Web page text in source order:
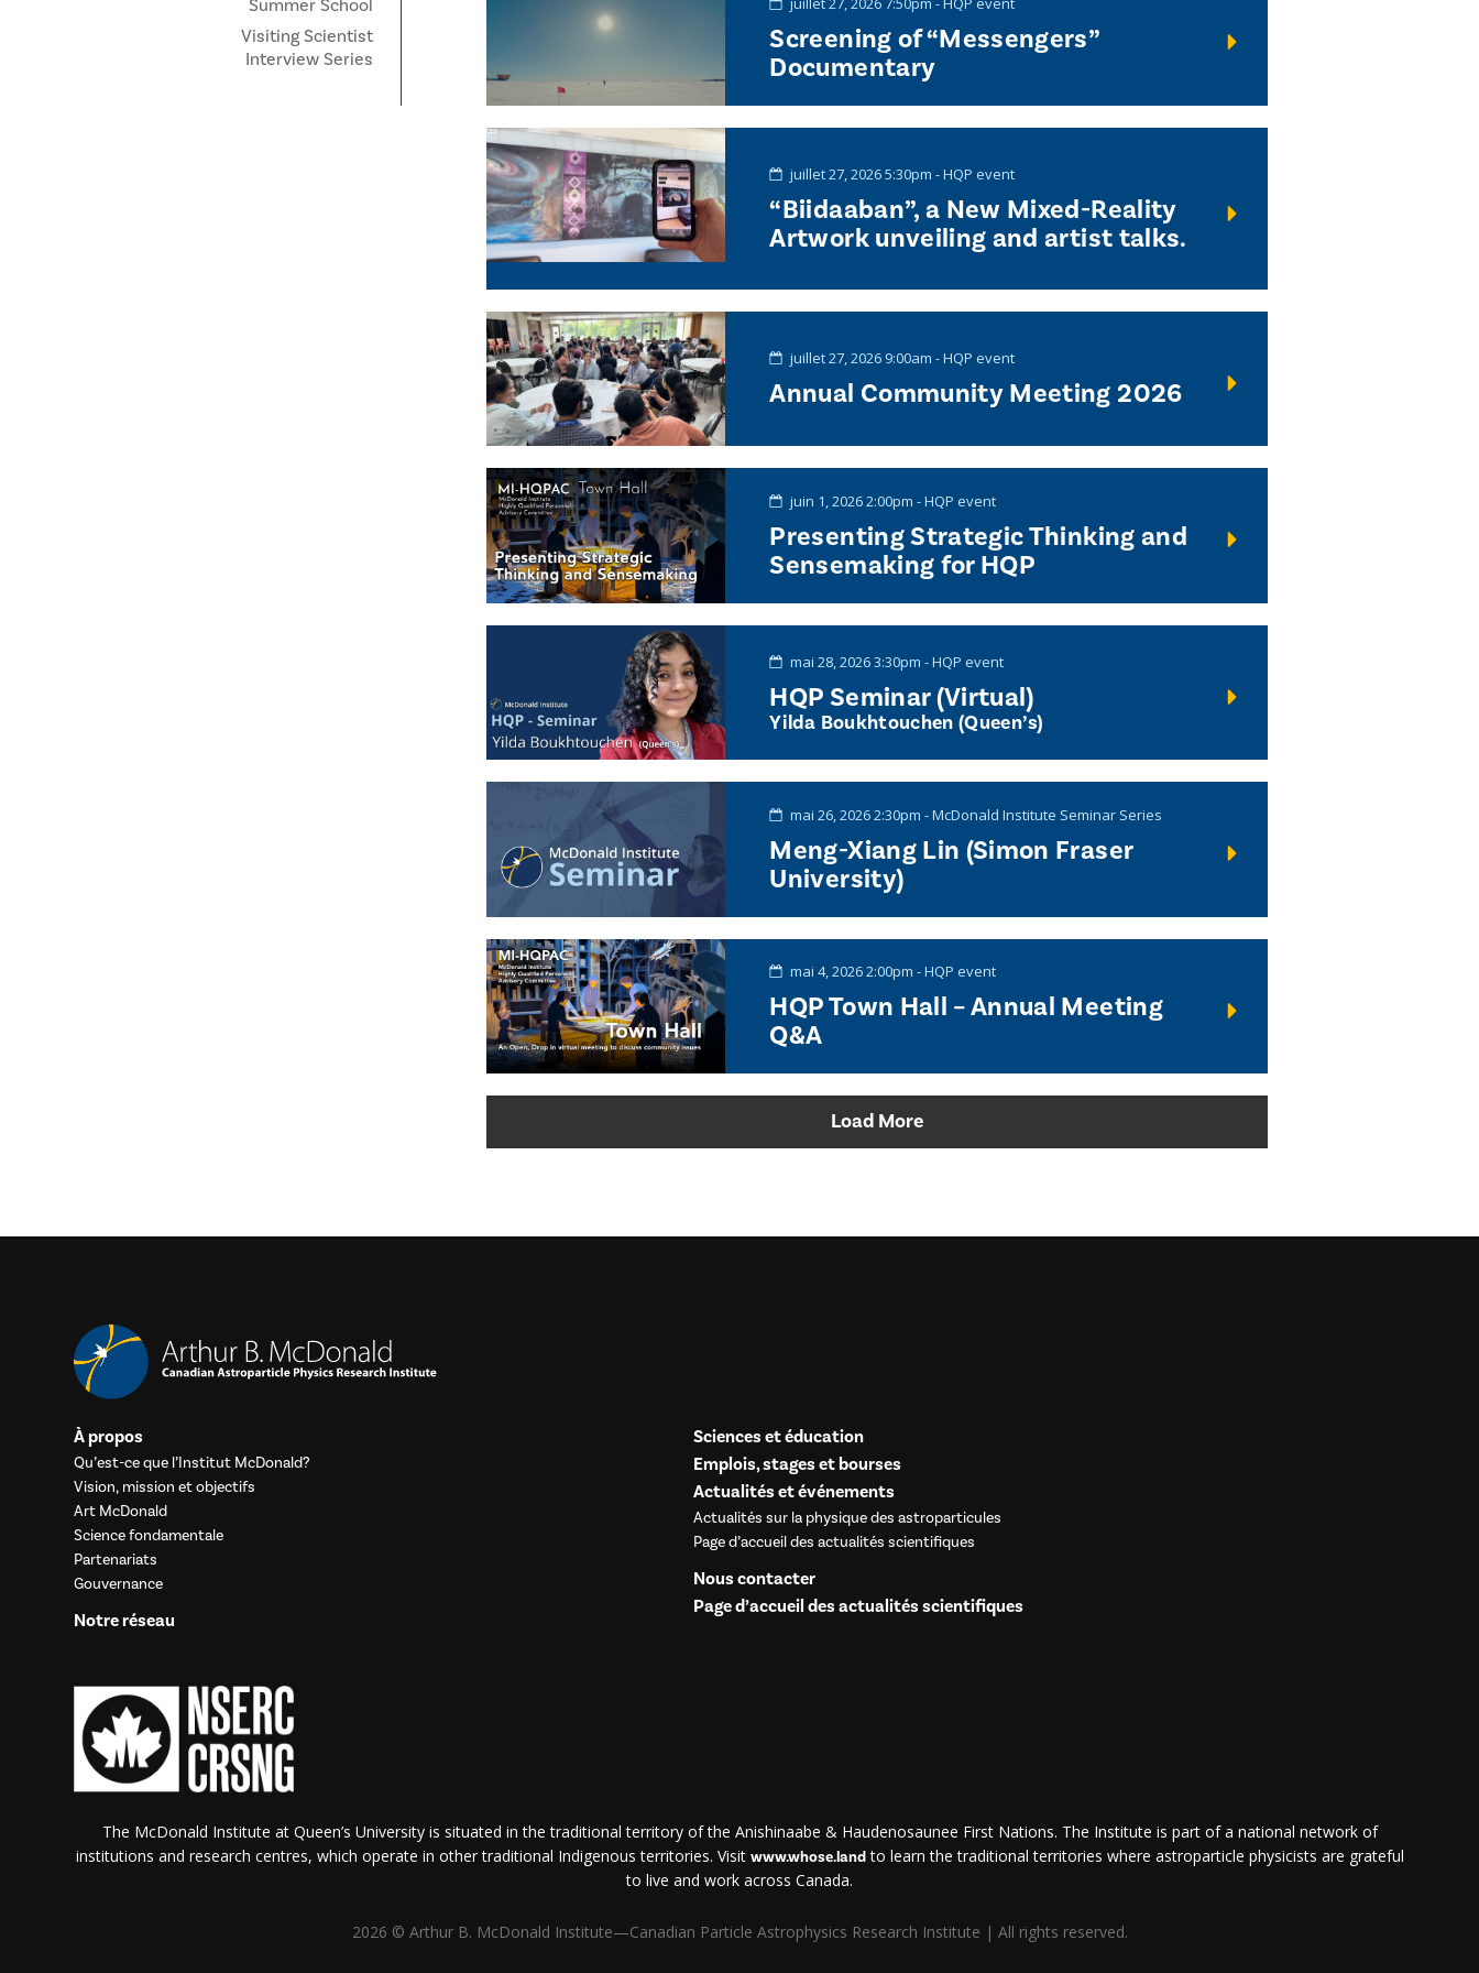
Summer School
Visiting Scientist
Interview Series
Screening of “Messengers”
Documentary
juillet 27, 2026 5:30pm - HQP event
“Biidaaban”, a New Mixed-Reality
Artwork unveiling and artist talks.
juillet 27, 2026 9:00am - HQP event
Annual Community Meeting 2026
juin 1, 2026 2:00pm - HQP event
Presenting Strategic Thinking and
Sensemaking for HQP
mai 28, 2026 3:30pm - HQP event
HQP Seminar (Virtual)
Yilda Boukhtouchen (Queen’s)
mai 26, 2026 2:30pm - McDonald Institute Seminar Series
Meng-Xiang Lin (Simon Fraser
University)
mai 4, 2026 2:00pm - HQP event
HQP Town Hall – Annual Meeting
Q&A
Load More
À propos
Qu’est-ce que l’Institut McDonald?
Vision, mission et objectifs
Art McDonald
Science fondamentale
Partenariats
Gouvernance
Notre réseau
Sciences et éducation
Emplois, stages et bourses
Actualités et événements
Actualités sur la physique des astroparticules
Page d’accueil des actualités scientifiques
Nous contacter
Page d’accueil des actualités scientifiques
The McDonald Institute at Queen’s University is situated in the traditional territory of the Anishinaabe & Haudenosaunee First Nations. The Institute is part of a national network of
institutions and research centres, which operate in other traditional Indigenous territories. Visit www.whose.landto learn the traditional territories where astroparticle physicists are grateful
to live and work across Canada.
2026 © Arthur B. McDonald Institute—Canadian Particle Astrophysics Research Institute | All rights reserved.